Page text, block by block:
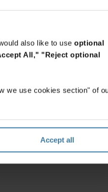
also like to use optional
All," "Reject optional
we use cookies section" of
Accept all